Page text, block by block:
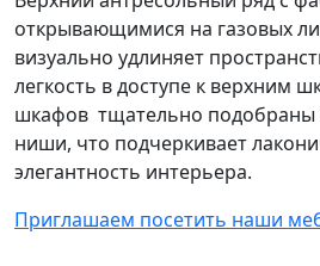
открывающимися на газовых
визуально удлиняет
легкость в доступе к верхним
шкафов тщательно подобраны
ниши, что подчеркивает
элегантность интерьера.
Приглашаем посетить наши